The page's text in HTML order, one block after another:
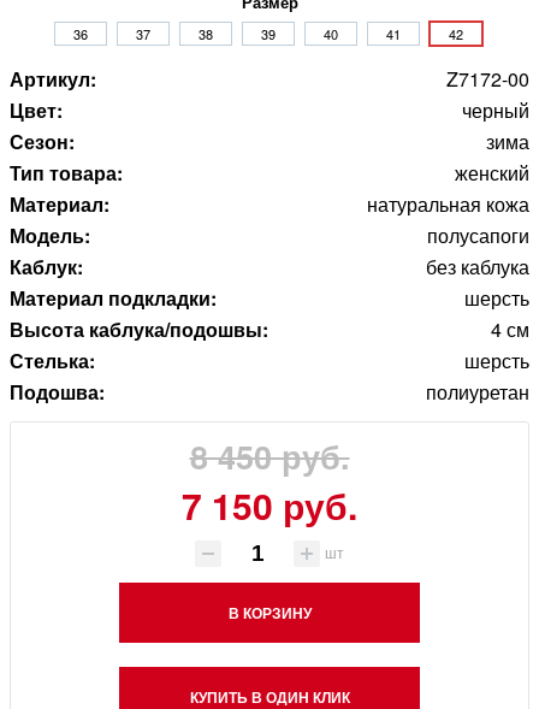
36 37 38 39 40 41 42
Артикул:
Z7172-00
Цвет:
черный
Сезон:
зима
Тип товара:
женский
Материал:
натуральная кожа
Модель:
полусапоги
Каблук:
без каблука
Материал подкладки:
шерсть
Высота каблука/подошвы:
4 см
Стелька:
шерсть
Подошва:
полиуретан
8 450 руб.
7 150 руб.
шт
В КОРЗИНУ
КУПИТЬ В ОДИН КЛИК